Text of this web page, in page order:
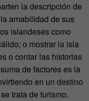
la descripción de
amabilidad de sus
islandeses como
o mostrar la isla
o contar las historias
de factores es la
en un destino
trata de turismo.